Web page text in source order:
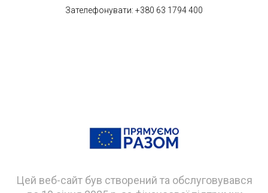
Зателефонувати: +380 63 1794 400
Цей веб-сайт був створений та обслуговувався